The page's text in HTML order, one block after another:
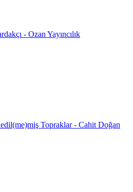
- Ozan Yayıncılık